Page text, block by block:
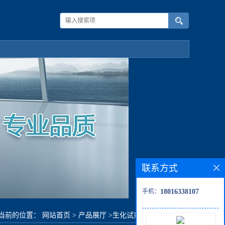
前的位置： 网站首页 > 产品展厅 >生化试剂 硫堇,劳氏紫
联系方式
手机： 18016338107